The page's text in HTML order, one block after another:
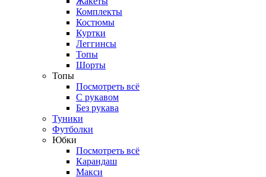
Комплекты
Костюмы
Куртки
Леггинсы
Топы
Шорты
Топы
Посмотреть всё
C рукавом
Без рукава
Туники
Футболки
Юбки
Посмотреть всё
Карандаш
Макси